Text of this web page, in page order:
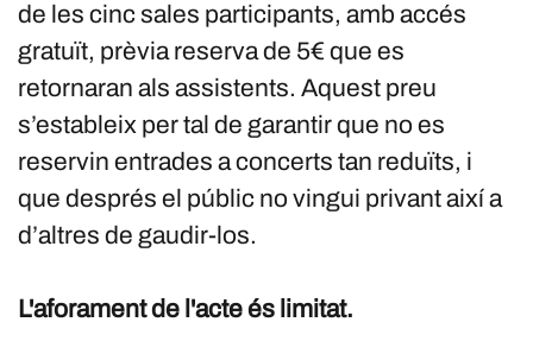
de les cinc sales participants, amb accés
gratuït, prèvia reserva de 5€ que es
retornaran als assistents. Aquest preu
s’estableix per tal de garantir que no es
reservin entrades a concerts tan reduïts, i
que després el públic no vingui privant així a
d’altres de gaudir-los.
L'aforament de l'acte és limitat.